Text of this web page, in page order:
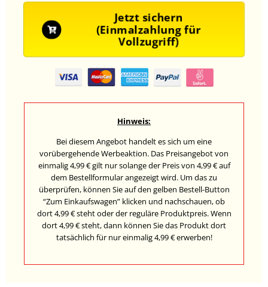
Jetzt sichern
(Einmalzahlung für
Vollzugriff)
Hinweis:
Bei diesem Angebot handelt es sich um eine
vorübergehende Werbeaktion. Das Preisangebot von
einmalig 4,99 € gilt nur solange der Preis von 4,99 € auf
dem Bestellformular angezeigt wird. Um das zu
überprüfen, können Sie auf den gelben Bestell-Button
“Zum Einkaufswagen” klicken und nachschauen, ob
dort 4,99 € steht oder der reguläre Produktpreis. Wenn
dort 4,99 € steht, dann können Sie das Produkt dort
tatsächlich für nur einmalig 4,99 € erwerben!